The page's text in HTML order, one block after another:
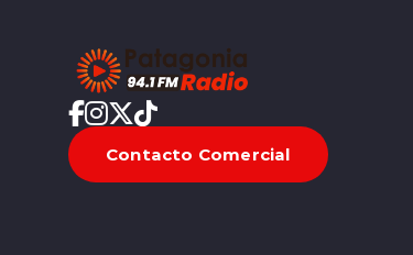
Contacto Comercial